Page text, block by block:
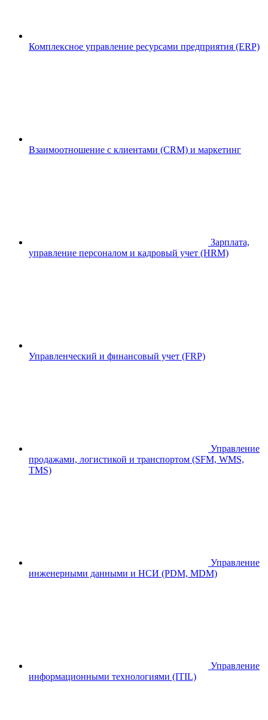
Комплексное управление ресурсами предприятия (ERP)
Взаимоотношение с клиентами (CRM) и маркетинг
Зарплата,
управление персоналом и кадровый учет (HRM)
Управленческий и финансовый учет (FRP)
Управление
продажами, логистикой и транспортом (SFM, WMS,
TMS)
Управление
инженерными данными и НСИ (PDM, MDM)
Управление
информационными технологиями (ITIL)